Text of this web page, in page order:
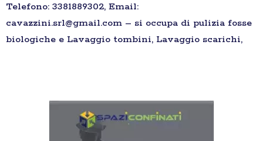
Telefono: 3381889302, Email:
cavazzini.srl@gmail.com – si occupa di pulizia fosse
biologiche e Lavaggio tombini, Lavaggio scarichi,